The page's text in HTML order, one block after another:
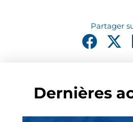
Dernières